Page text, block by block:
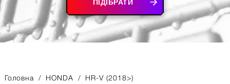
ПІДІБРАТИ
Головна / HONDA / HR-V (2018>)